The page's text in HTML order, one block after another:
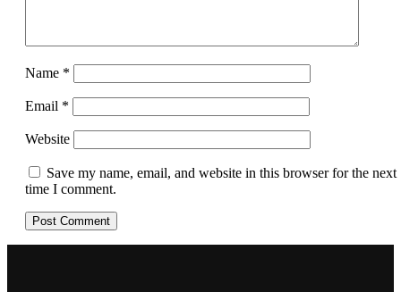
Name *
Email *
Website
Save my name, email, and website in this browser for the next
time I comment.